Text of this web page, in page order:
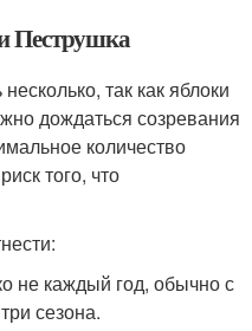
Пеструшка
так как яблоки
дождаться созревания
количество
того, что
не каждый год, обычно с
сезона.